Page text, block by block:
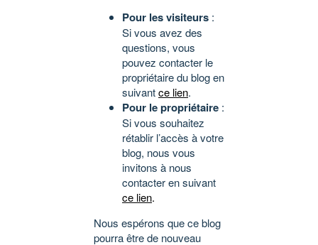
Pour les visiteurs :
Si vous avez des
questions, vous
pouvez contacter le
propriétaire du blog en
suivantce lien.
Pour le propriétaire :
Si vous souhaitez
rétablir l’accès à votre
blog, nous vous
invitons à nous
contacter en suivant
ce lien.
Nous espérons que ce blog
pourra être de nouveau